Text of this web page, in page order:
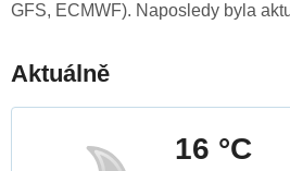
GFS, ECMWF). Naposledy byla
Aktuálně
16 °C